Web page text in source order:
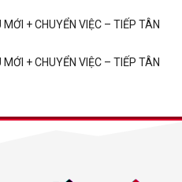
+ CHUYỂN VIỆC – TIẾP TÂN
+ CHUYỂN VIỆC – TIẾP TÂN